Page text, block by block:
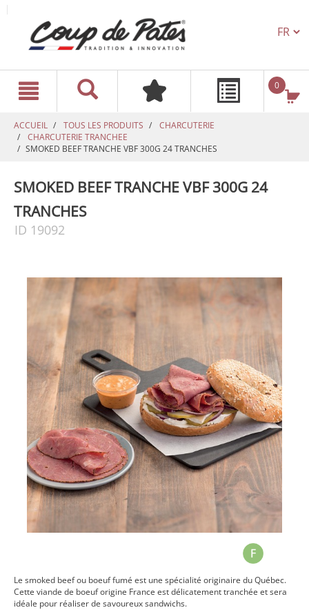
0
ACCUEIL TOUS LES PRODUITS
CHARCUTERIE
CHARCUTERIE TRANCHEE
SMOKED BEEF TRANCHE VBF 300G 24 TRANCHES
SMOKED BEEF TRANCHE VBF 300G 24
TRANCHES
ID 19092
Le smoked beef ou boeuf fumé est une spécialité originaire du Québec.
Cette viande de boeuf origine France est délicatement tranchée et sera
idéale pour réaliser de savoureux sandwichs.